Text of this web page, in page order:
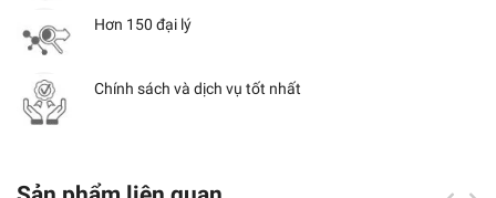
Hơn 150 đại lý
Chính sách và dịch vụ tốt nhất